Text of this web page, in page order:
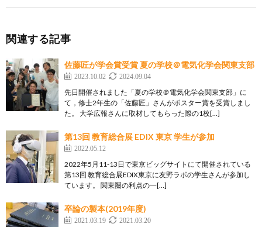
関連する記事
佐藤匠が学会賞受賞 夏の学校＠電気化学会関東支部
2023.10.02 2024.09.04
先日開催されました「夏の学校＠電気化学会関東支部」に
て，修士2年生の「佐藤匠」さんがポスター賞を受賞しまし
た。 大学広報さんに取材してもらった際の1枚[…]
第13回 教育総合展 EDIX 東京 学生が参加
2022.05.12
2022年5月11-13日で東京ビッグサイトにて開催されている
第13回 教育総合展EDIX東京に友野ラボの学生さんが参加し
ています。 関東圏の利点の一[…]
卒論の製本(2019年度)
2021.03.19 2021.03.20